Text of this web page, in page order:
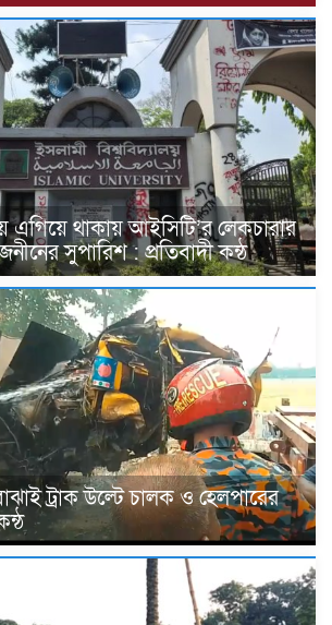
এগিয়ে থাকায় আইসিটি’র লেকচারার
সুপারিশ : প্রতিবাদী কন্ঠ
ট্রাক উল্টে চালক ও হেলপারের